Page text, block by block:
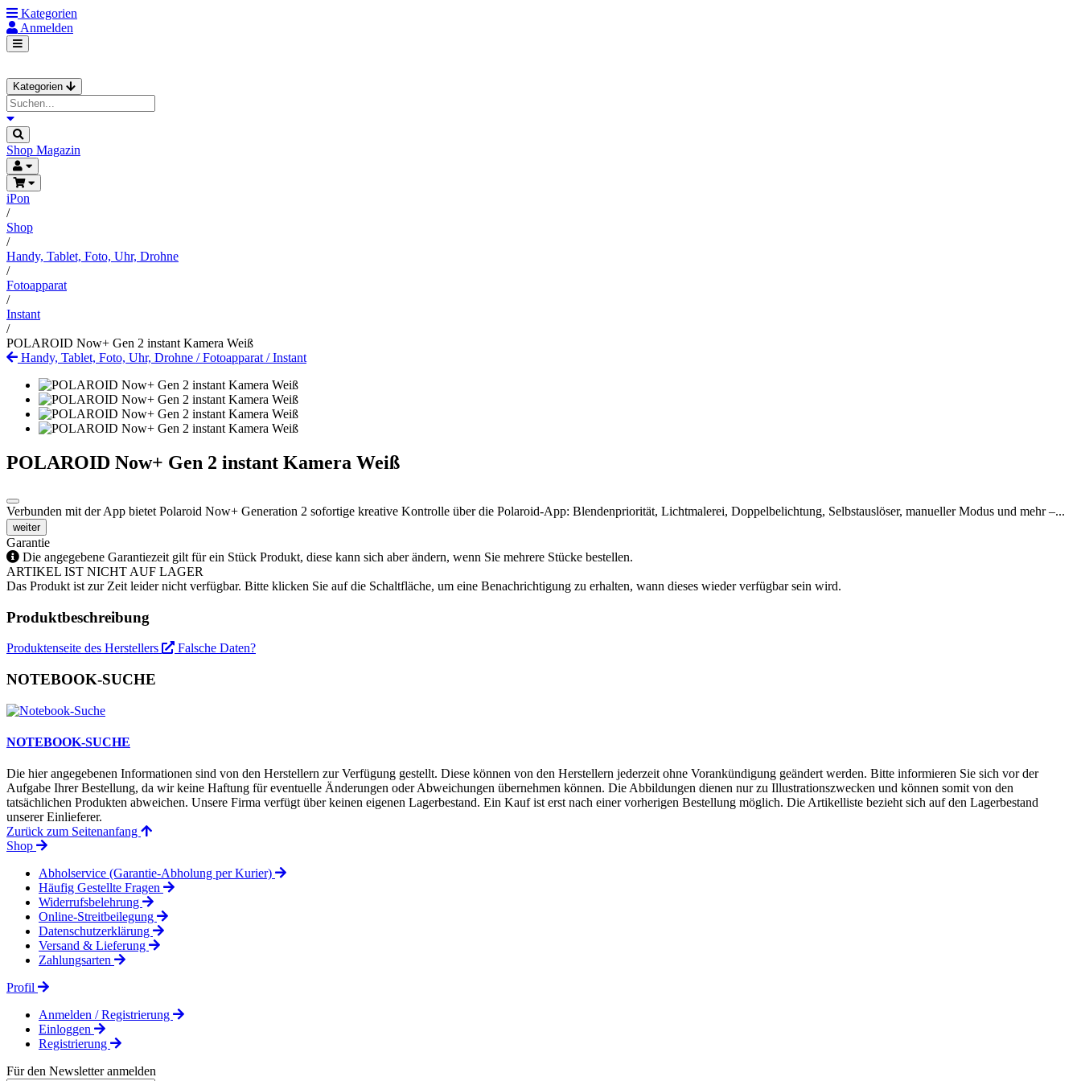
Kategorien
Anmelden
Kategorien
Shop Magazin
iPon
/
Shop
/
Handy, Tablet, Foto, Uhr, Drohne
/
Fotoapparat
/
Instant
/
POLAROID Now+ Gen 2 instant Kamera Weiß
Handy, Tablet, Foto, Uhr, Drohne /Fotoapparat /Instant
POLAROID Now+ Gen 2 instant Kamera Weiß
Verbunden mit der App bietet Polaroid Now+ Generation 2 sofortige kreative Kontrolle über die Polaroid-App: Blendenpriorität, Lichtmalerei, Doppelbelichtung, Selbstauslöser, manueller Modus und mehr –...
weiter
Garantie
Die angegebene Garantiezeit gilt für ein Stück Produkt, diese kann sich aber ändern, wenn Sie mehrere Stücke bestellen.
ARTIKEL IST NICHT AUF LAGER
Das Produkt ist zur Zeit leider nicht verfügbar. Bitte klicken Sie auf die Schaltfläche, um eine Benachrichtigung zu erhalten, wann dieses wieder verfügbar sein wird.
Produktbeschreibung
Produktenseite des Herstellers Falsche Daten?
NOTEBOOK-SUCHE
NOTEBOOK-SUCHE
Die hier angegebenen Informationen sind von den Herstellern zur Verfügung gestellt. Diese können von den Herstellern jederzeit ohne Vorankündigung geändert werden. Bitte informieren Sie sich vor der
Aufgabe Ihrer Bestellung, da wir keine Haftung für eventuelle Änderungen oder Abweichungen übernehmen können. Die Abbildungen dienen nur zu Illustrationszwecken und können somit von den
tatsächlichen Produkten abweichen. Unsere Firma verfügt über keinen eigenen Lagerbestand. Ein Kauf ist erst nach einer vorherigen Bestellung möglich. Die Artikelliste bezieht sich auf den Lagerbestand
unserer Einlieferer.
Zurück zum Seitenanfang
Shop
Abholservice (Garantie-Abholung per Kurier)
Häufig Gestellte Fragen
Widerrufsbelehrung
Online-Streitbeilegung
Datenschutzerklärung
Versand & Lieferung
Zahlungsarten
Profil
Anmelden / Registrierung
Einloggen
Registrierung
Für den Newsletter anmelden